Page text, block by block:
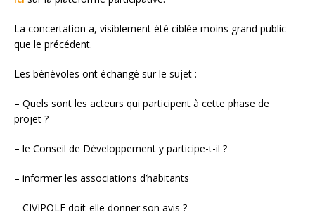
La concertation a, visiblement été ciblée moins grand public
que le précédent.
Les bénévoles ont échangé sur le sujet :
– Quels sont les acteurs qui participent à cette phase de
projet ?
– le Conseil de Développement y participe-t-il ?
– informer les associations d’habitants
– CIVIPOLE doit-elle donner son avis ?